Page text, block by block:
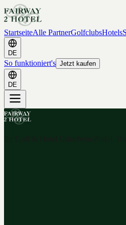
StartseiteAlle PartnerGolfclubsHotels
DE
So funktioniert's Jetzt kaufen
DE